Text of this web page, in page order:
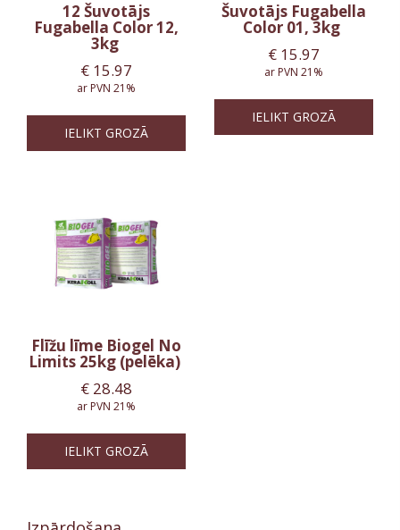
12 Šuvotājs
Fugabella Color 12,
3kg
€ 15.97
ar PVN 21%
IELIKT GROZĀ
Šuvotājs Fugabella
Color 01, 3kg
€15.97
ar PVN 21%
IELIKT GROZĀ
Flīžu līme Biogel No
Limits 25kg (pelēka)
€ 28.48
ar PVN 21%
IELIKT GROZĀ